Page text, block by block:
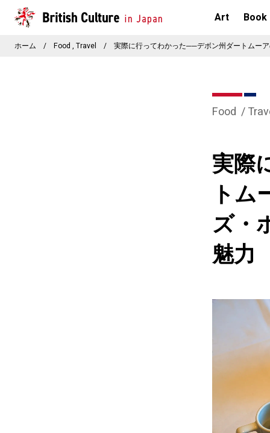
Art Book
ホーム / Food Travel / 実際に行ってわかった──デボン州ダートムー
Food
実際
ト
ズ・
魅力